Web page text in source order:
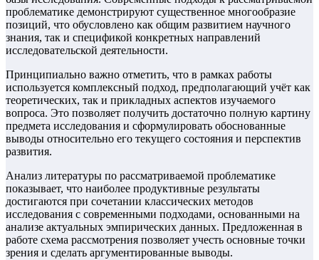
проблематике демонстрируют существенное многообразие
позиций, что обусловлено как общим развитием научного
знания, так и спецификой конкретных направлений
исследовательской деятельности.
Принципиально важно отметить, что в рамках работы
используется комплексный подход, предполагающий учёт как
теоретических, так и прикладных аспектов изучаемого
вопроса. Это позволяет получить достаточно полную картину
предмета исследования и сформулировать обоснованные
выводы относительно его текущего состояния и перспектив
развития.
Анализ литературы по рассматриваемой проблематике
показывает, что наиболее продуктивные результаты
достигаются при сочетании классических методов
исследования с современными подходами, основанными на
анализе актуальных эмпирических данных. Предложенная в
работе схема рассмотрения позволяет учесть основные точки
зрения и сделать аргументированные выводы.